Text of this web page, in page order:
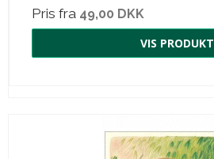
Pris fra 49,00 DKK
VIS PRODUKT